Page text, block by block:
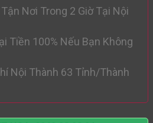
Nơi Trong 2 Giờ Tại Nội
Tiền 100% Nếu Bạn Không
Nội Thành 63 Tỉnh/Thành